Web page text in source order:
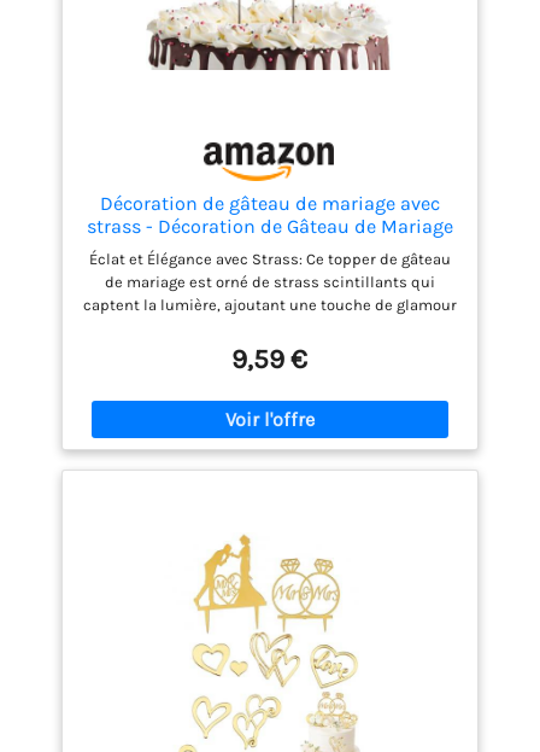
Décoration de gâteau de mariage avec
strass - Décoration de Gâteau de Mariage
Élégante et Durable - Silhouette de Mariés
et Design Double Cœur - Idéal pour
Mariage, Fiançailles, 23,5 x 10 cm
Éclat et Élégance avec Strass: Ce topper de gâteau
de mariage est orné de strass scintillants qui
captent la lumière, ajoutant une touche de glamour
et élégante, parfaite pour sublimer vos décorations
de mariage. Design Unique et Romantique: Le
topper associe les silhouettes des mariés avec les
lettres "Mr&Mrs" et des anneaux, ajoutant une
touche romantique à votre célébration. Le design
plaqué or et le motif double cœur apportent une
ce topper est solide et incassable, garantissant une
longue durée de vie. Léger et facile à exposer, il peut
être réutilisé comme souvenir précieux de votre
journée spéciale. Dimensions Idéales pour Tous
Gâteaux: Avec des dimensions de 23,5 x 10 cm, ce
topper s'adapte à une large gamme de tailles et de
styles de gâteaux. Il répond à toutes vos exigences
de décoration, que ce soit pour un mariage, une
fiançailles ou un anniversaire. Polyvalence
d'Utilisation: Parfait pour décorer gâteaux, desserts,
9,59 €